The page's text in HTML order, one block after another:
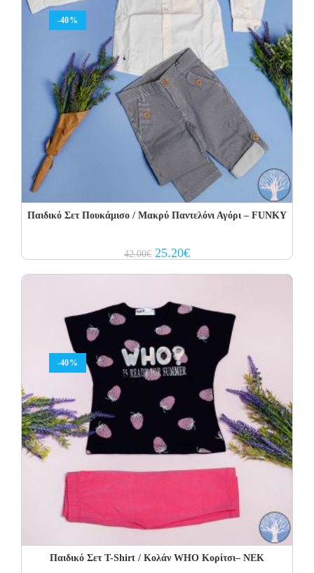
-40%
Παιδικό Σετ Πουκάμισο / Μακρύ Παντελόνι Αγόρι – FUNKY
42.00€ Original
price
25.20€Current
price
-40%
Παιδικό Σετ Τ-Shirt / Κολάν WHO Κορίτσι– NEK